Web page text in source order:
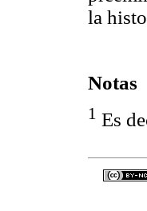
la
Notas
1 Es